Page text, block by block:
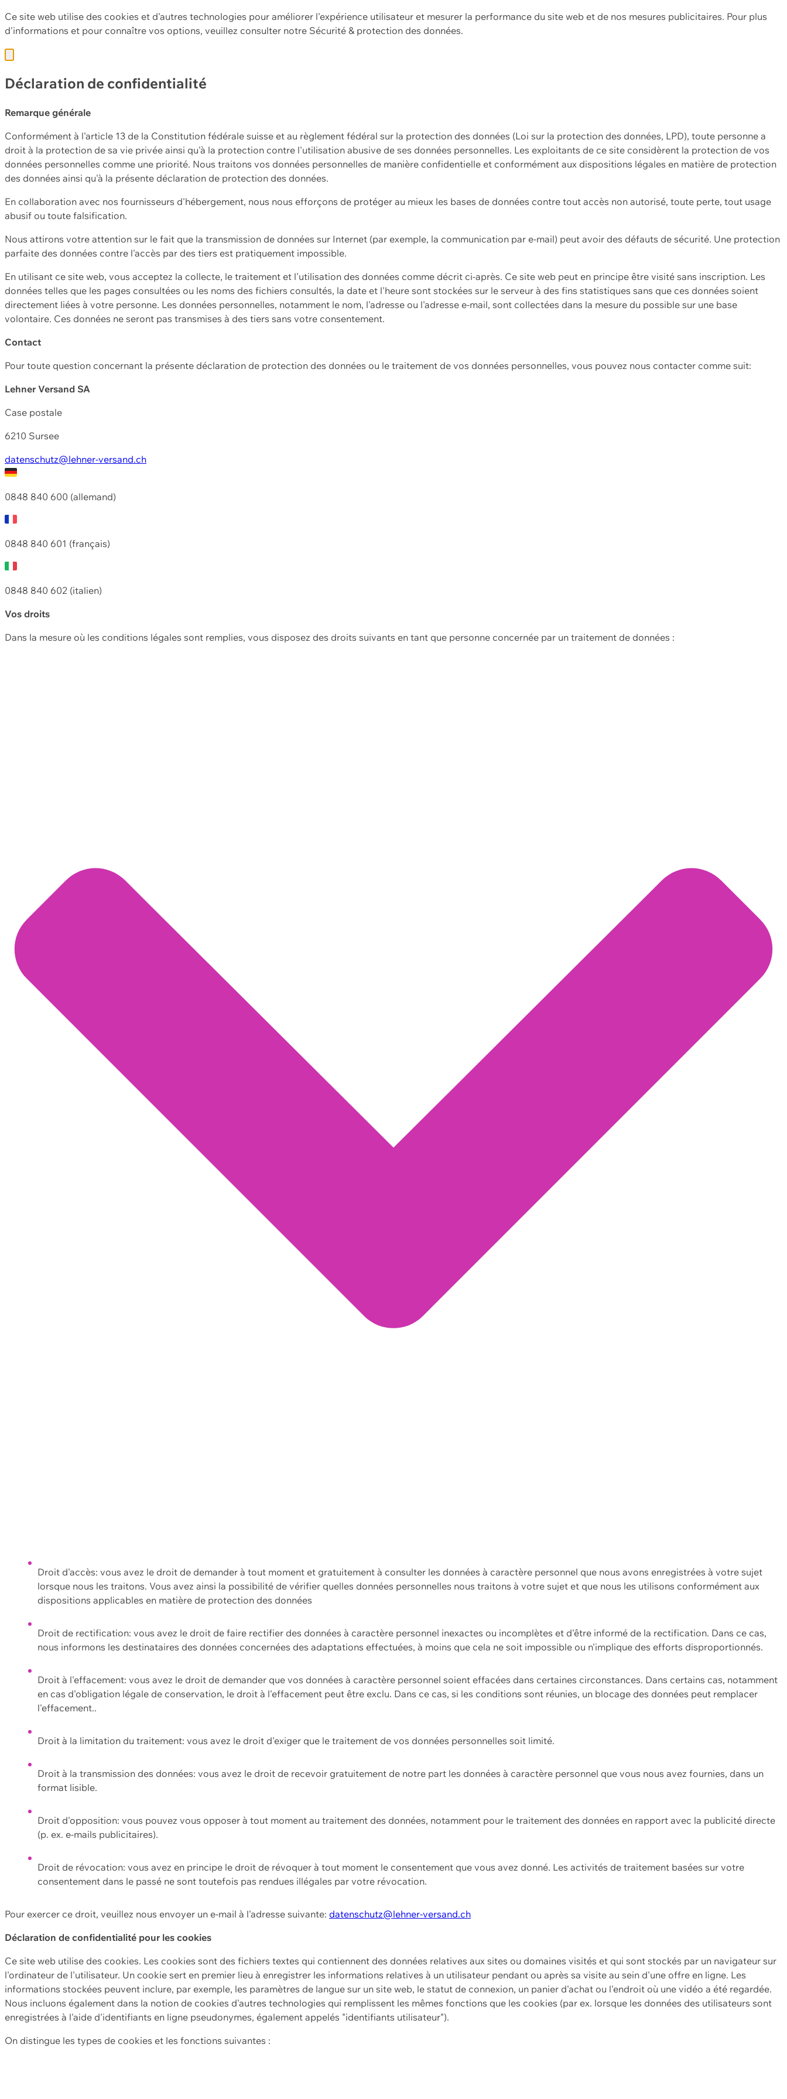
Ce site web utilise des cookies et d'autres technologies pour améliorer l'expérience utilisateur et mesurer la performance du site web et de nos mesures publicitaires. Pour plus
d'informations et pour connaître vos options, veuillez consulter notre Sécurité & protection des données.
Déclaration de confidentialité
Remarque générale
Conformément à l'article 13 de la Constitution fédérale suisse et au règlement fédéral sur la protection des données (Loi sur la protection des données, LPD), toute personne a
droit à la protection de sa vie privée ainsi qu'à la protection contre l'utilisation abusive de ses données personnelles. Les exploitants de ce site considèrent la protection de vos
données personnelles comme une priorité. Nous traitons vos données personnelles de manière confidentielle et conformément aux dispositions légales en matière de protection
des données ainsi qu'à la présente déclaration de protection des données.
En collaboration avec nos fournisseurs d'hébergement, nous nous efforçons de protéger au mieux les bases de données contre tout accès non autorisé, toute perte, tout usage
abusif ou toute falsification.
Nous attirons votre attention sur le fait que la transmission de données sur Internet (par exemple, la communication par e-mail) peut avoir des défauts de sécurité. Une protection
parfaite des données contre l'accès par des tiers est pratiquement impossible.
En utilisant ce site web, vous acceptez la collecte, le traitement et l'utilisation des données comme décrit ci-après. Ce site web peut en principe être visité sans inscription. Les
données telles que les pages consultées ou les noms des fichiers consultés, la date et l'heure sont stockées sur le serveur à des fins statistiques sans que ces données soient
directement liées à votre personne. Les données personnelles, notamment le nom, l'adresse ou l'adresse e-mail, sont collectées dans la mesure du possible sur une base
volontaire. Ces données ne seront pas transmises à des tiers sans votre consentement.
Contact
Pour toute question concernant la présente déclaration de protection des données ou le traitement de vos données personnelles, vous pouvez nous contacter comme suit:
Lehner Versand SA
Case postale
6210 Sursee
datenschutz@lehner-versand.ch
0848 840 600 (allemand)
0848 840 601 (français)
0848 840 602 (italien)
Vos droits
Dans la mesure où les conditions légales sont remplies, vous disposez des droits suivants en tant que personne concernée par un traitement de données :
Droit d'accès: vous avez le droit de demander à tout moment et gratuitement à consulter les données à caractère personnel que nous avons enregistrées à votre sujet
lorsque nous les traitons. Vous avez ainsi la possibilité de vérifier quelles données personnelles nous traitons à votre sujet et que nous les utilisons conformément aux
dispositions applicables en matière de protection des données
Droit de rectification: vous avez le droit de faire rectifier des données à caractère personnel inexactes ou incomplètes et d'être informé de la rectification. Dans ce cas,
nous informons les destinataires des données concernées des adaptations effectuées, à moins que cela ne soit impossible ou n'implique des efforts disproportionnés.
Droit à l'effacement: vous avez le droit de demander que vos données à caractère personnel soient effacées dans certaines circonstances. Dans certains cas, notamment
en cas d'obligation légale de conservation, le droit à l'effacement peut être exclu. Dans ce cas, si les conditions sont réunies, un blocage des données peut remplacer
l'effacement..
Droit à la limitation du traitement: vous avez le droit d'exiger que le traitement de vos données personnelles soit limité.
Droit à la transmission des données: vous avez le droit de recevoir gratuitement de notre part les données à caractère personnel que vous nous avez fournies, dans un
format lisible.
Droit d'opposition: vous pouvez vous opposer à tout moment au traitement des données, notamment pour le traitement des données en rapport avec la publicité directe
(p. ex. e-mails publicitaires).
Droit de révocation: vous avez en principe le droit de révoquer à tout moment le consentement que vous avez donné. Les activités de traitement basées sur votre
consentement dans le passé ne sont toutefois pas rendues illégales par votre révocation.
Pour exercer ce droit, veuillez nous envoyer un e-mail à l'adresse suivante: datenschutz@lehner-versand.ch
Déclaration de confidentialité pour les cookies
Ce site web utilise des cookies. Les cookies sont des fichiers textes qui contiennent des données relatives aux sites ou domaines visités et qui sont stockés par un navigateur sur
l'ordinateur de l'utilisateur. Un cookie sert en premier lieu à enregistrer les informations relatives à un utilisateur pendant ou après sa visite au sein d'une offre en ligne. Les
informations stockées peuvent inclure, par exemple, les paramètres de langue sur un site web, le statut de connexion, un panier d'achat ou l'endroit où une vidéo a été regardée.
Nous incluons également dans la notion de cookies d'autres technologies qui remplissent les mêmes fonctions que les cookies (par ex. lorsque les données des utilisateurs sont
enregistrées à l'aide d'identifiants en ligne pseudonymes, également appelés "identifiants utilisateur").
On distingue les types de cookies et les fonctions suivantes :